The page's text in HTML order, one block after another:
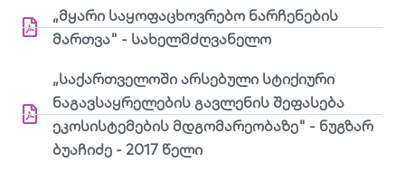
„მყარი საყოფაცხოვრებო ნარჩენების
მართვა" - სახელმძღვანელო
„საქართველოში არსებული სტიქიური
ნაგავსაყრელების გავლენის შეფასება
ეკოსისტემების მდგომარეობაზე" - ნუგზარ
ბუაჩიძე - 2017 წელი